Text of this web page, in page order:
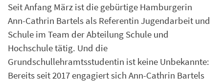
Seit Anfang März ist die gebürtige Hamburgerin
Ann-Cathrin Bartels als Referentin Jugendarbeit und
Schule im Team der Abteilung Schule und
Hochschule tätig. Und die
Grundschullehramtsstudentin ist keine Unbekannte:
Bereits seit 2017 engagiert sich Ann-Cathrin Bartels